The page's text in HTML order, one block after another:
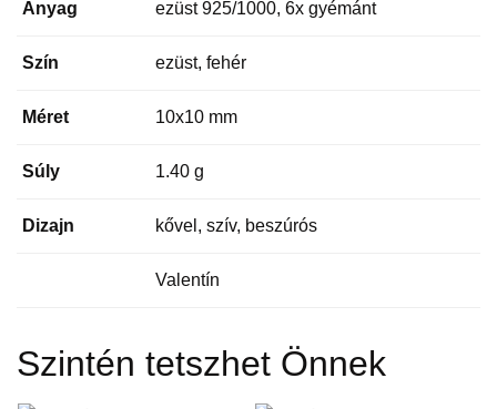
Anyag ezüst 925/1000, 6x gyémánt
Szín ezüst, fehér
Méret 10x10 mm
Súly 1.40 g
Dizajn kővel, szív, beszúrós
Valentín
Szintén tetszhet Önnek